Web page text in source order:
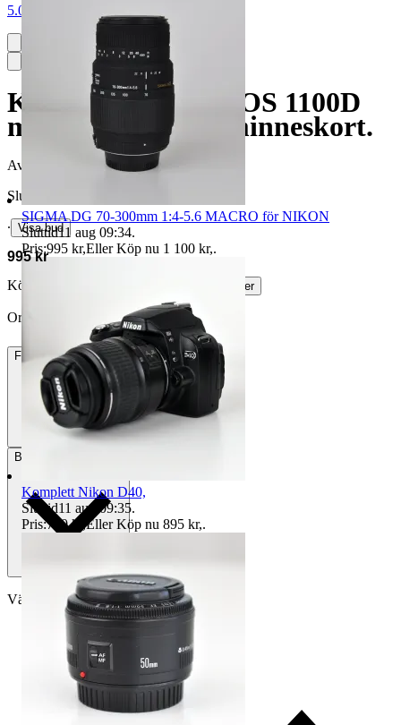
5.0
Komplett Canon EOS 1100D
med objektiv och minneskort.
Avslutad
18 jun 09:01
Slutpris
∙ Visa bud
995 kr
Köparskydd är valfritt hos företag.
Läs mer
Ortega90 vann auktionen
Frakt Från 64 kr
Betalning
Välj till köparskydd
SIGMA DG 70-300mm 1:4-5.6 MACRO för NIKON
Sluttid11 aug 09:34.
Pris:995 kr,Eller Köp nu 1 100 kr,.
Komplett Nikon D40,
Sluttid11 aug 09:35.
Pris:750 kr ,Eller Köp nu 895 kr,.